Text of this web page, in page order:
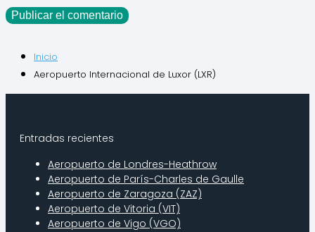
Inicio
Aeropuerto Internacional de Luxor (LXR)
Entradas recientes
Aeropuerto de Londres-Heathrow
Aeropuerto de Parí­s-Charles de Gaulle
Aeropuerto de Zaragoza (ZAZ)
Aeropuerto de Vitoria (VIT)
Aeropuerto de Vigo (VGO)